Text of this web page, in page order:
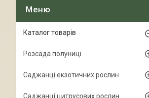
Каталог товарів
Розсада полуниці
Саджанці екзотичних рослин
Саджанці цитрусових рослин